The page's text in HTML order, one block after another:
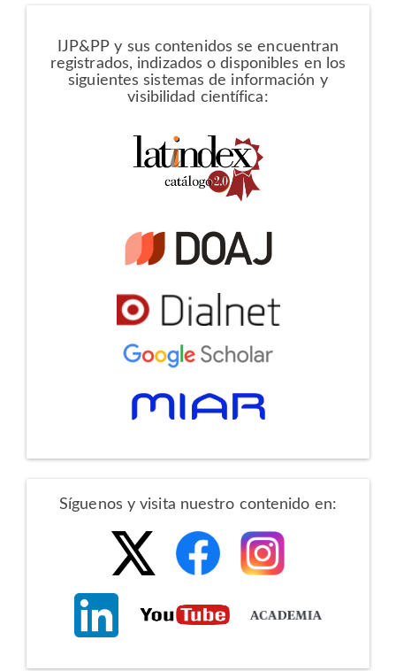
IJP&PP y sus contenidos se encuentran
registrados, indizados o disponibles en los
siguientes sistemas de información y
visibilidad científica:
Redes
Sociales
Síguenos y visita nuestro contenido en: